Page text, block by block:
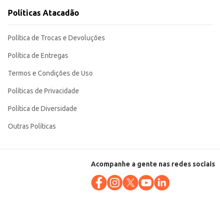
Políticas Atacadão
Política de Trocas e Devoluções
Política de Entregas
Termos e Condições de Uso
Políticas de Privacidade
Política de Diversidade
Outras Políticas
Acompanhe a gente nas redes sociais